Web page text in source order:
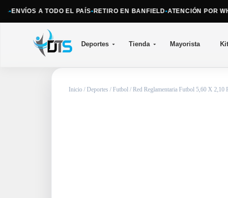
ENVÍOS A TODO EL PAÍS•RETIRO EN BANFIELD•ATENCIÓN POR
Deportes Tienda Mayorista
Inicio / Deportes / Futbol / Red Reglamentaria Futbol 5,60 X 2,10